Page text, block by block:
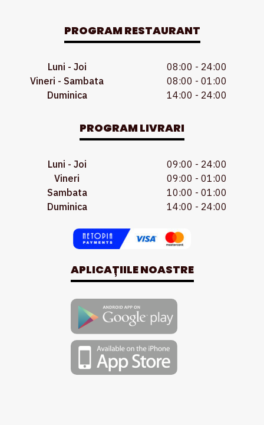
PROGRAM RESTAURANT
Luni - Joi
08:00 - 24:00
Vineri - Sambata
08:00 - 01:00
Duminica
14:00 - 24:00
PROGRAM LIVRARI
Luni - Joi
09:00 - 24:00
Vineri
09:00 - 01:00
Sambata
10:00 - 01:00
Duminica
14:00 - 24:00
APLICAȚIILE NOASTRE